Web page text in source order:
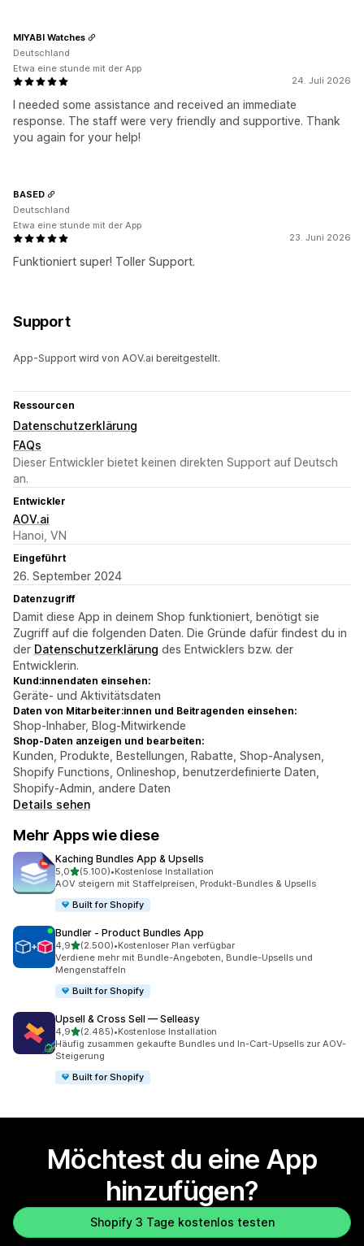
24. Juli 2026
I needed some assistance and received an immediate
response. The staff were very friendly and supportive. Thank
you again for your help!
MIYABI Watches
Deutschland
Etwa eine stunde mit der App
23. Juni 2026
Funktioniert super! Toller Support.
BASED
Deutschland
Etwa eine stunde mit der App
Support
App-Support wird von AOV.ai bereitgestellt.
Ressourcen
Datenschutzerklärung
FAQs
Dieser Entwickler bietet keinen direkten Support auf Deutsch
an.
Entwickler
AOV.ai
Hanoi, VN
Eingeführt
26. September 2024
Datenzugriff
Damit diese App in deinem Shop funktioniert, benötigt sie
Zugriff auf die folgenden Daten. Die Gründe dafür findest du in
der Datenschutzerklärung des Entwicklers bzw. der
Entwicklerin.
Kund:innendaten einsehen:
Geräte- und Aktivitätsdaten
Daten von Mitarbeiter:innen und Beitragenden einsehen:
Shop-Inhaber, Blog-Mitwirkende
Shop-Daten anzeigen und bearbeiten:
Kunden, Produkte, Bestellungen, Rabatte, Shop-Analysen,
Shopify Functions, Onlineshop, benutzerdefinierte Daten,
Shopify-Admin, andere Daten
Details sehen
Mehr Apps wie diese
Kaching Bundles App & Upsells
5,0von 5 Sternen
(5.100)
5100 Rezensionen insgesamt
•Kostenlose Installation
AOV steigern mit Staffelpreisen, Produkt-Bundles & Upsells
Built for Shopify
Bundler ‑ Product Bundles App
4,9von 5 Sternen
(2.500)
2500 Rezensionen insgesamt
•Kostenloser Plan verfügbar
Verdiene mehr mit Bundle-Angeboten, Bundle-Upsells und
Mengenstaffeln
Built for Shopify
Upsell & Cross Sell — Selleasy
4,9von 5 Sternen
(2.485)
2485 Rezensionen insgesamt
•Kostenlose Installation
Häufig zusammen gekaufte Bundles und In-Cart-Upsells zur AOV-
Steigerung
Built for Shopify
Möchtest du eine App
hinzufügen?
Shopify 3 Tage kostenlos testen